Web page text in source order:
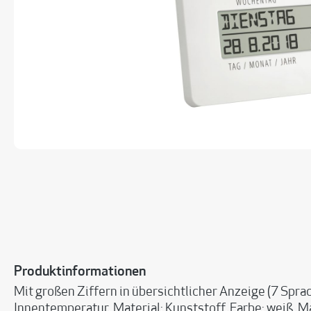
Produktinformationen
Mit großen Ziffern in übersichtlicher Anzeige (7